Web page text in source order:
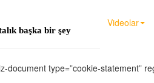
Videolar
başka bir şey
document type=”cookie-statement”